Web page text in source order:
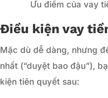
Ưu điểm của vay
Điều kiện vay
Mặc dù dễ dàng, nhưng
nhất (“duyệt bao đậu”),
kiện tiên quyết sau: